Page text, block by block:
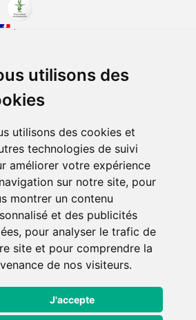
utilisons des
utilisons des cookies et
technologies de suivi
améliorer votre expérience
sur notre site, pour
montrer un contenu
et des publicités
pour analyser le trafic de
site et pour comprendre la
de nos visiteurs.
J'accepte
- Click & Collect